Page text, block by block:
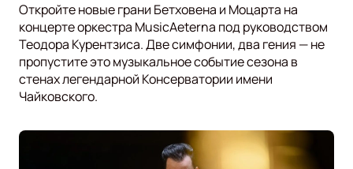
Откройте новые грани Бетховена и Моцарта на
концерте оркестра MusicAeterna под руководством
Теодора Курентзиса. Две симфонии, два гения — не
пропустите это музыкальное событие сезона в
стенах легендарной Консерватории имени
Чайковского.